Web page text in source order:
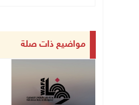
مواضيع ذات صلة